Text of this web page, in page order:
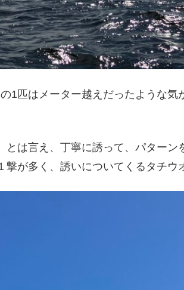
1匹はメーター越えだったような
は言え、丁寧に誘って、パターン
が多く、誘いについてくるタチウ